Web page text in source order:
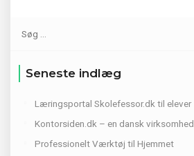
Seneste indlæg
Læringsportal Skolefessor.dk til elever
Kontorsiden.dk – en dansk virksomhed
Professionelt Værktøj til Hjemmet